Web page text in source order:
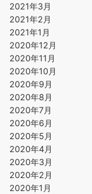
2021年3月
2021年2月
2021年1月
2020年12月
2020年11月
2020年10月
2020年9月
2020年8月
2020年7月
2020年6月
2020年5月
2020年4月
2020年3月
2020年2月
2020年1月